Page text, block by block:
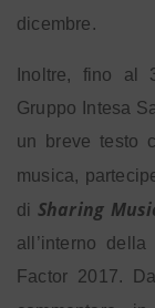
dicembre.
Inoltre, fino al
Gruppo Intesa
un breve testo
musica,
di Sharing
all’interno
Factor 2017.